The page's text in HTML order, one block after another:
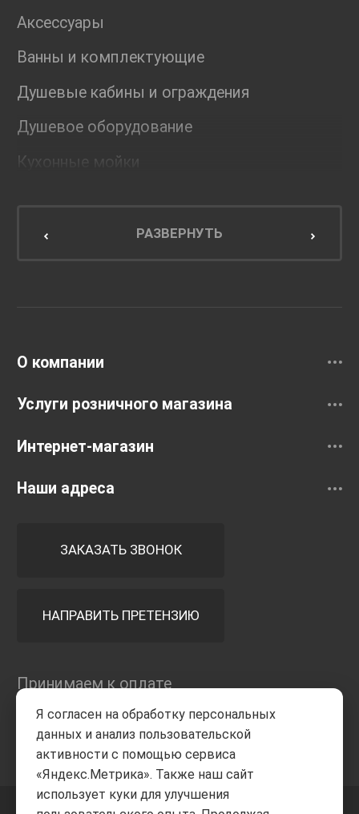
Аксессуары
Ванны и комплектующие
Душевые кабины и ограждения
Душевое оборудование
Кухонные мойки
Мебель для кухниРАЗВЕРНУТЬ
О компании
Услуги розничного магазина
Интернет-магазин
Наши адреса
ЗАКАЗАТЬ ЗВОНОК
НАПРАВИТЬ ПРЕТЕНЗИЮ
Принимаем к оплате
Я согласен на обработку персональных
данных и анализ пользовательской
активности с помощью сервиса
«Яндекс.Метрика». Также наш сайт
использует куки для улучшения